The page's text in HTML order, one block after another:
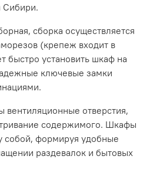
Сибири.
сборка осуществляется
(крепеж входит в
быстро установить шкаф на
ключевые замки
вентиляционные отверстия,
содержимого. Шкафы
формируя удобные
раздевалок и бытовых